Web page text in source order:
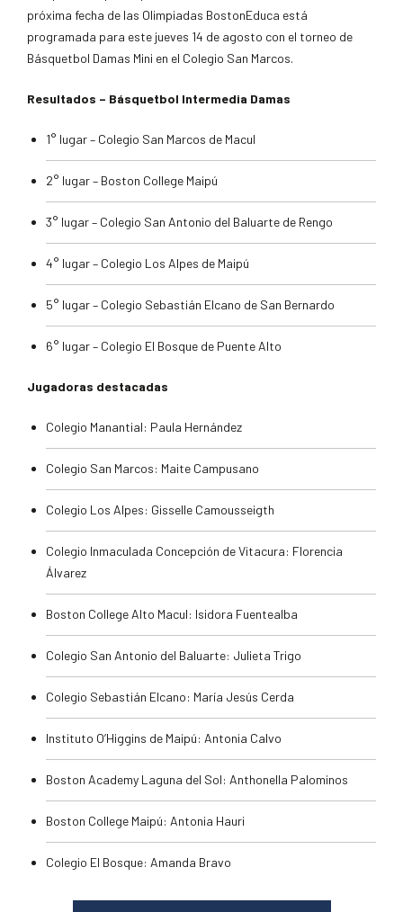
próxima fecha de las Olimpiadas BostonEduca está
programada para este jueves 14 de agosto con el torneo de
Básquetbol Damas Mini en el Colegio San Marcos.
Resultados – Básquetbol Intermedia Damas
1° lugar – Colegio San Marcos de Macul
2° lugar – Boston College Maipú
3° lugar – Colegio San Antonio del Baluarte de Rengo
4° lugar – Colegio Los Alpes de Maipú
5° lugar – Colegio Sebastián Elcano de San Bernardo
6° lugar – Colegio El Bosque de Puente Alto
Jugadoras destacadas
Colegio Manantial: Paula Hernández
Colegio San Marcos: Maite Campusano
Colegio Los Alpes: Gisselle Camousseigth
Colegio Inmaculada Concepción de Vitacura: Florencia
Álvarez
Boston College Alto Macul: Isidora Fuentealba
Colegio San Antonio del Baluarte: Julieta Trigo
Colegio Sebastián Elcano: María Jesús Cerda
Instituto O’Higgins de Maipú: Antonia Calvo
Boston Academy Laguna del Sol: Anthonella Palominos
Boston College Maipú: Antonia Hauri
Colegio El Bosque: Amanda Bravo